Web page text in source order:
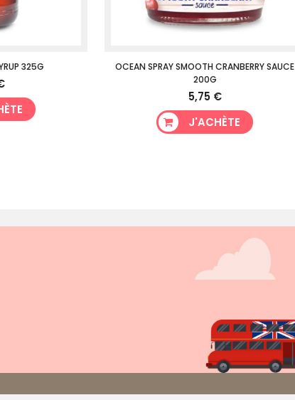
325G
OCEAN SPRAY SMOOTH CRANBERRY SAUCE
200G
5,75 €
J'ACHÈTE